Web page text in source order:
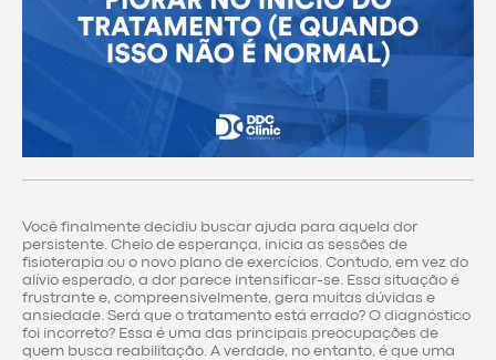
Você finalmente decidiu buscar ajuda para aquela dor
persistente. Cheio de esperança, inicia as sessões de
fisioterapia ou o novo plano de exercícios. Contudo, em vez do
alívio esperado, a dor parece intensificar-se. Essa situação é
frustrante e, compreensivelmente, gera muitas dúvidas e
ansiedade. Será que o tratamento está errado? O diagnóstico
foi incorreto? Essa é uma das principais preocupações de
quem busca reabilitação. A verdade, no entanto, é que uma